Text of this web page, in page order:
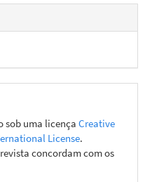
sob uma licença Creative
License.
concordam com os